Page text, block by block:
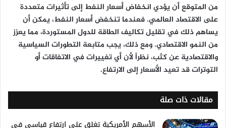
من المتوقع أن يؤدي انخفاض أسعار النفط إلى تأثيرات متعددة
على الاقتصاد العالمي. فعندما تنخفض أسعار النفط، يمكن أن
يساهم ذلك في تقليل تكاليف الطاقة للدول المستوردة، مما يعزز
من النمو الاقتصادي. ومع ذلك، يجب متابعة التطورات السياسية
والاقتصادية عن كثب، نظراً لأن أي تغييرات في الاتفاقات أو
التوترات قد تعيد الأسعار إلى الارتفاع.
مقالات ذات صلة
الأسهم الأمريكية تغلق على ارتفاع قياسي في